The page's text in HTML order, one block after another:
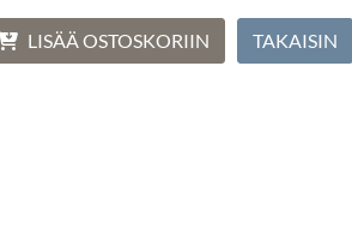
LISÄÄ OSTOSKORIIN TAKAISIN